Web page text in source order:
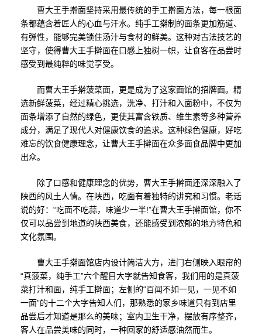
曹大王手擀面坚持采用最传统的手工擀面方法，每一根面
条都蕴含着匠人的心血与汗水。纯手工擀制的面条更加筋道、
有弹性，能够完美锁住汤汁与食材的鲜美。这种对古法技艺的
坚守，使得曹大王手擀面在口感上独树一帜，让食客在品尝时
感受到最纯粹的味觉享受。
而曹大王手擀菠菜面，更是成为了这家面馆的招牌面。精
选新鲜菠菜，经过精心挑选，洗净、打汁和入面粉中，不仅为
面条增添了自然的绿色，更使其富含铁质、维生素等多种营养
成分，满足了现代人对健康饮食的追求。这种绿色健康，好吃
难忘的饮食健康理念，让曹大王手擀面在众多面食品牌中更加
出众。
除了口感和健康理念的优势，曹大王手擀面还深深融入了
陕西的风土人情。在陕西，吃面有着独特的讲究和习惯。老话
说的好：“吃面不吃蒜，味道少一半!”在曹大王手擀面馆，你不
仅可以品尝到地道的陕西美食，还能感受到浓郁的地方特色和
文化氛围。
曹大王手擀面馆店内设计简洁大方，进门右侧映入眼帘的
“真菠菜，纯手工”六个醒目大字就告知食客，我们用的是真菠
菜打汁和面，纯手工擀面；左侧的“百闻不如一见，一见不如
一面”的十二个大字告知人们，那熟悉的家乡味道只有到店里
品尝后才知道是那么的美味；室内卫生干净，摆放有序整齐，
客人在品尝美味的同时，一种回家的舒适感油然而生。